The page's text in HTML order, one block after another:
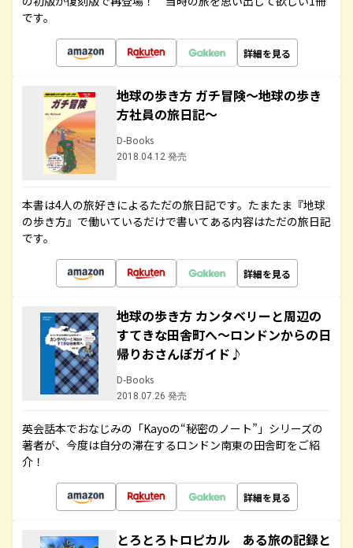
です。
詳細を見る
地球の歩き方 ガチ冒険～地球の歩き
方社員の旅日記～
D-Books
2018.04.12 発売
本書は4人の旅好きによるただの旅日記です。たまたま『地球
の歩き方』で働いているだけで書いてある内容はただの旅日記
です。
詳細を見る
地球の歩き方 カンタベリーと周辺の
すてきな田舎町へ～ロンドンからの日
帰りおさんぽガイド♪
D-Books
2018.07.26 発売
英会話本でおなじみの「Kayoの“秘密のノート”」シリーズの
著者が、今度は自分の滞在するロンドン南東の田舎町をご紹
介！
詳細を見る
とろとろトロピカル ある旅の記録と